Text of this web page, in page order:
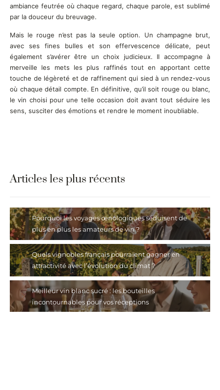
ambiance feutrée où chaque regard, chaque parole, est sublimé
par la douceur du breuvage.
Mais le rouge n’est pas la seule option. Un champagne brut,
avec ses fines bulles et son effervescence délicate, peut
également s’avérer être un choix judicieux. Il accompagne à
merveille les mets les plus raffinés tout en apportant cette
touche de légèreté et de raffinement qui sied à un rendez-vous
où chaque détail compte. En définitive, qu’il soit rouge ou blanc,
le vin choisi pour une telle occasion doit avant tout séduire les
sens, susciter des émotions et rendre le moment inoubliable.
Articles les plus récents
Pourquoi les voyages œnologiques séduisent de
plus en plus les amateurs de vin ?
Quels vignobles français pourraient gagner en
attractivité avec l’évolution du climat ?
Meilleur vin blanc sucré : les bouteilles
incontournables pour vos réceptions